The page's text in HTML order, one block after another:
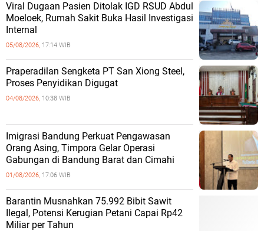
Viral Dugaan Pasien Ditolak IGD RSUD Abdul
Moeloek, Rumah Sakit Buka Hasil Investigasi
Internal
05/08/2026, 17:14 WIB
Praperadilan Sengketa PT San Xiong Steel,
Proses Penyidikan Digugat
04/08/2026, 10:38 WIB
Imigrasi Bandung Perkuat Pengawasan
Orang Asing, Timpora Gelar Operasi
Gabungan di Bandung Barat dan Cimahi
01/08/2026, 17:06 WIB
Barantin Musnahkan 75.992 Bibit Sawit
Ilegal, Potensi Kerugian Petani Capai Rp42
Miliar per Tahun